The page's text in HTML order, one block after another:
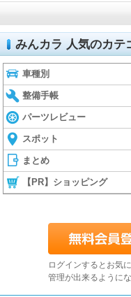
みんカラ 人気のカテ
車種別
整備手帳
パーツレビュー
スポット
まとめ
【PR】ショッピング
ログインするとお気
管理が出来るように